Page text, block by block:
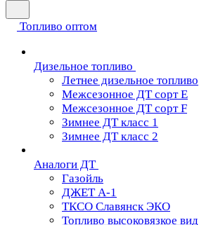
Топливо оптом
Дизельное топливо
Летнее дизельное топливо
Межсезонное ДТ сорт Е
Межсезонное ДТ сорт F
Зимнее ДТ класс 1
Зимнее ДТ класс 2
Аналоги ДТ
Газойль
ДЖЕТ А-1
ТКСО Славянск ЭКО
Топливо высоковязкое